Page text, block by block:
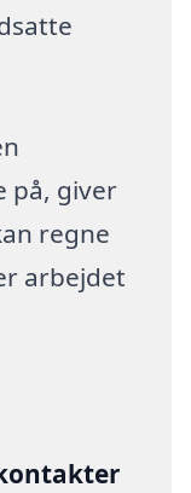
på, giver
regne
arbejdet